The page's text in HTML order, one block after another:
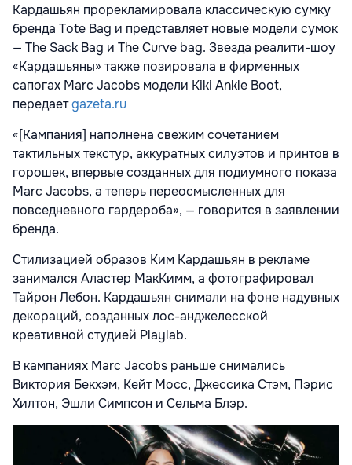
Кардашьян прорекламировала классическую сумку
бренда Tote Bag и представляет новые модели сумок
— The Sack Bag и The Curve bag. Звезда реалити-шоу
«Кардашьяны» также позировала в фирменных
сапогах Marc Jacobs модели Kiki Ankle Boot,
передаетgazeta.ru
«[Кампания] наполнена свежим сочетанием
тактильных текстур, аккуратных силуэтов и принтов в
горошек, впервые созданных для подиумного показа
Marc Jacobs, а теперь переосмысленных для
повседневного гардероба», — говорится в заявлении
бренда.
Стилизацией образов Ким Кардашьян в рекламе
занимался Аластер МакКимм, а фотографировал
Тайрон Лебон. Кардашьян снимали на фоне надувных
декораций, созданных лос-анджелесской
креативной студией Playlab.
В кампаниях Marc Jacobs раньше снимались
Виктория Бекхэм, Кейт Мосс, Джессика Стэм, Пэрис
Хилтон, Эшли Симпсон и Сельма Блэр.